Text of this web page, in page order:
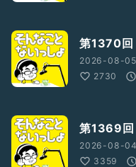
第1370回
2026-08-
2730
第1369回
2026-08-
3359